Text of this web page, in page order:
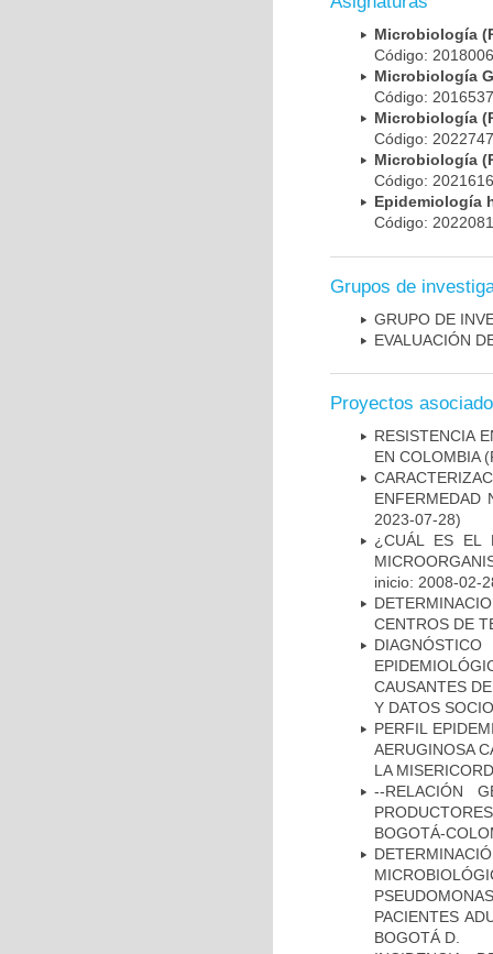
Microbiología
Código:
Microbiología
Código:
Microbiología
Código:
Microbiología
Código:
Epidemiología
Código:
Grupos de
GRUPO DE
EVALUACIÓN
Proyectos
RESISTENCIA
EN COLOMBIA
ENFERMEDAD
2023-07-28)
¿CUÁL ES EL
inicio: 2008-02-
CENTROS DE
CAUSANTES
Y DATOS
PERFIL
AERUGINOSA
LA
--RELACIÓN
BOGOTÁ-
PACIENTES
BOGOTÁ D.